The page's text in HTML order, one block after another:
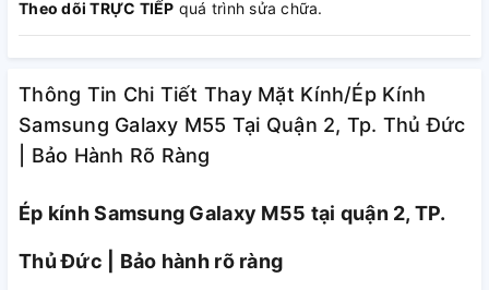
Theo dõi TRỰC TIẾP quá trình sửa chữa.
Thông Tin Chi Tiết Thay Mặt Kính/Ép Kính
Samsung Galaxy M55 Tại Quận 2, Tp. Thủ Đức
| Bảo Hành Rõ Ràng
Ép kính Samsung Galaxy M55 tại quận 2, TP.
Thủ Đức | Bảo hành rõ ràng